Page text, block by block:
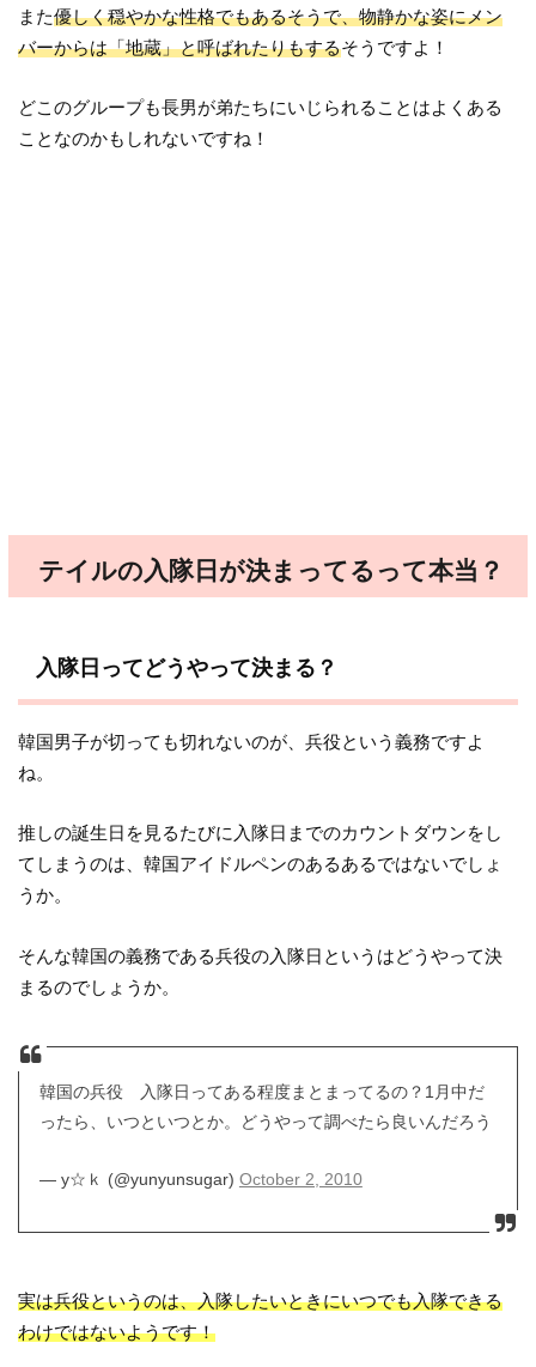
また優しく穏やかな性格でもあるそうで、物静かな姿にメン
バーからは「地蔵」と呼ばれたりもするそうですよ！
どこのグループも長男が弟たちにいじられることはよくある
ことなのかもしれないですね！
テイルの入隊日が決まってるって本当？
入隊日ってどうやって決まる？
韓国男子が切っても切れないのが、兵役という義務ですよ
ね。
推しの誕生日を見るたびに入隊日までのカウントダウンをし
てしまうのは、韓国アイドルペンのあるあるではないでしょ
うか。
そんな韓国の義務である兵役の入隊日というはどうやって決
まるのでしょうか。
韓国の兵役 入隊日ってある程度まとまってるの？1月中だ
ったら、いつといつとか。どうやって調べたら良いんだろう
— y☆ｋ (@yunyunsugar) October 2, 2010
実は兵役というのは、入隊したいときにいつでも入隊できる
わけではないようです！